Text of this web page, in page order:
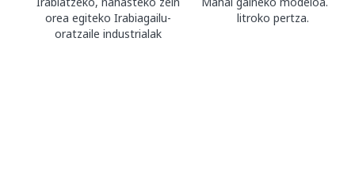
orea egiteko Irabiagailu-
oratzaile industrialak
litroko pertza.